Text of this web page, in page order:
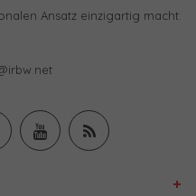
Ansatz einzigartig macht.